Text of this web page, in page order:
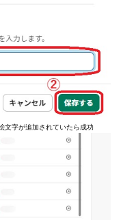
文字が追加されていたら成功